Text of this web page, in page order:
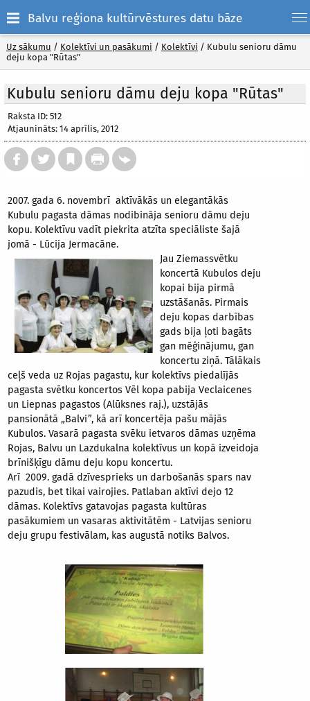
Balvu reģiona kultūrvēstures datu bāze
Uz sākumu / Kolektīvi un pasākumi / Kolektīvi / Kubulu senioru dāmu
deju kopa "Rūtas"
Kubulu senioru dāmu deju kopa "Rūtas"
Raksta ID: 512
Atjaunināts: 14 aprīlis, 2012
2007. gada 6. novembrī aktīvākās un elegantākās
Kubulu pagasta dāmas nodibināja senioru dāmu deju
kopu. Kolektīvu vadīt piekrita atzīta speciāliste šajā
jomā - Lūcija Jermacāne.
Jau Ziemassvētku
koncertā Kubulos deju
kopai bija pirmā
uzstāšanās. Pirmais
deju kopas darbības
gads bija ļoti bagāts
gan mēģinājumu, gan
koncertu ziņā. Tālākais
ceļš veda uz Rojas pagastu, kur kolektīvs piedalījās
pagasta svētku koncertos Vēl kopa pabija Veclaicenes
un Liepnas pagastos (Alūksnes raj.), uzstājās
pansionātā „Balvi”, kā arī koncertēja pašu mājās
Kubulos. Vasarā pagasta svēku ietvaros dāmas uzņēma
Rojas, Balvu un Lazdukalna kolektīvus un kopā izveidoja
brīnišķīgu dāmu deju kopu koncertu.
Arī 2009. gadā dzīvesprieks un darbošanās spars nav
pazudis, bet tikai vairojies. Patlaban aktīvi dejo 12
dāmas. Kolektīvs gatavojas pagasta kultūras
pasākumiem un vasaras aktivitātēm - Latvijas senioru
deju grupu festivālam, kas augustā notiks Balvos.